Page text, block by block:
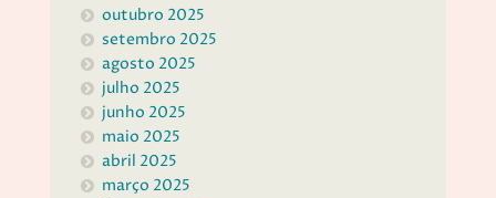
outubro 2025
setembro 2025
agosto 2025
julho 2025
junho 2025
maio 2025
abril 2025
março 2025